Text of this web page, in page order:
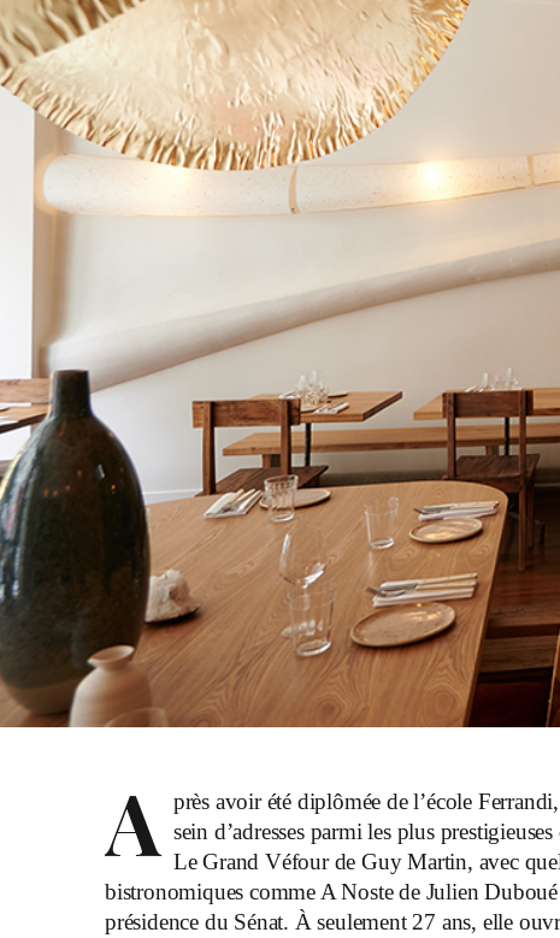
A près avoir été diplômée de l’école
sein d’adresses parmi les plus
Le Grand Véfour de Guy Martin, avec
bistronomiques comme A Noste de Julien Duboué
présidence du Sénat. À seulement 27 ans, elle